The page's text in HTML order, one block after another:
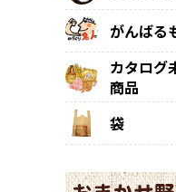
がんばる
カタログ
商品
袋